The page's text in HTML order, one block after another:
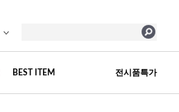
BEST ITEM 전시품특가